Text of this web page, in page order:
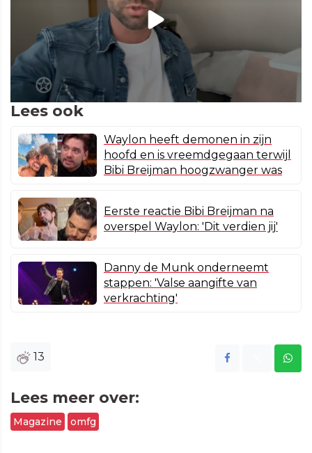
Lees ook
Waylon heeft demonen in zijn
hoofd en is vreemdgegaan terwijl
Bibi Breijman hoogzwanger was
Eerste reactie Bibi Breijman na
overspel Waylon: 'Dit verdien jij'
Danny de Munk onderneemt
stappen: 'Valse aangifte van
verkrachting'
13
Lees meer over:
Magazine omfg